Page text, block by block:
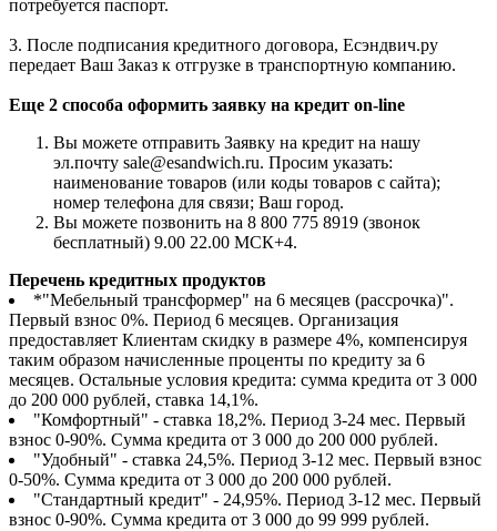
потребуется паспорт.
3. После подписания кредитного договора, Есэндвич.ру
передает Ваш Заказ к отгрузке в транспортную компанию.
Еще 2 способа оформить заявку на кредит on-line
Вы можете отправить Заявку на кредит на нашу
эл.почту sale@esandwich.ru. Просим указать:
наименование товаров (или коды товаров с сайта);
номер телефона для связи; Ваш город.
Вы можете позвонить на 8 800 775 8919 (звонок
бесплатный) 9.00 22.00 МСК+4.
Перечень кредитных продуктов
*"Мебельный трансформер" на 6 месяцев (рассрочка)".
Первый взнос 0%. Период 6 месяцев. Организация
предоставляет Клиентам скидку в размере 4%, компенсируя
таким образом начисленные проценты по кредиту за 6
месяцев. Остальные условия кредита: сумма кредита от 3 000
до 200 000 рублей, ставка 14,1%.
"Комфортный" - ставка 18,2%. Период 3-24 мес. Первый
взнос 0-90%. Сумма кредита от 3 000 до 200 000 рублей.
"Удобный" - ставка 24,5%. Период 3-12 мес. Первый взнос
0-50%. Сумма кредита от 3 000 до 200 000 рублей.
"Стандартный кредит" - 24,95%. Период 3-12 мес. Первый
взнос 0-90%. Сумма кредита от 3 000 до 99 999 рублей.